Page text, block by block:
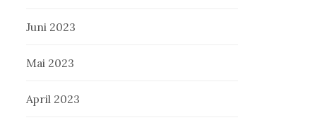
Juni 2023
Mai 2023
April 2023